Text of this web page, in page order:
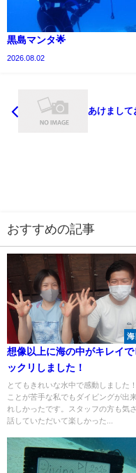
黒島マンタ🌟
2026.08.02
あけまして
おすすめの記事
海
想像以上に海の中がキレイで
ックリしました！
とてもきれいな水中で感動しました
ことが苦手な私でもダイビングが出
れしかったです。スタッフの方も気
話していただいて楽しかった...